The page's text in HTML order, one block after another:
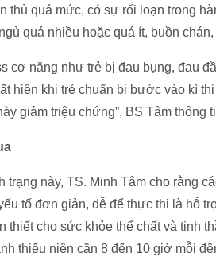
thủ quá mức, có sự rối loạn trong
quá nhiều hoặc quá ít, buồn
cơ năng như trẻ bị đau bụng, đau
hiện khi trẻ chuẩn bị bước vào kì
giảm triệu chứng”, BS Tâm thông
này, TS. Minh Tâm cho rằng
tố đơn giản, dễ để thực thi là hỗ
thiết cho sức khỏe thể chất và tinh
thiếu niên cần 8 đến 10 giờ mỗi